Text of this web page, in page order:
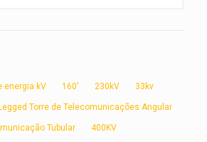
energia kV 160' 230kV 33kv
Torre de Telecomunicações Angular
Tubular 400KV